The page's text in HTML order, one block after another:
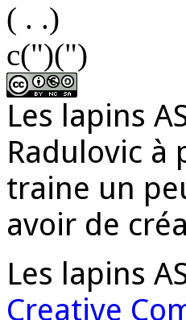
( . .)
c(")(")
Les lapins
Radulovic à
traine un
avoir de
Les lapins
Creative